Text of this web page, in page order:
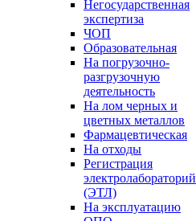
Негосударственная
экспертиза
ЧОП
Образовательная
На погрузочно-
разгрузочную
деятельность
На лом черных и
цветных металлов
Фармацевтическая
На отходы
Регистрация
электролабораторий
(ЭТЛ)
На эксплуатацию